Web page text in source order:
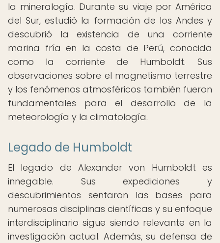
la mineralogía. Durante su viaje por América
del Sur, estudió la formación de los Andes y
descubrió la existencia de una corriente
marina fría en la costa de Perú, conocida
como la corriente de Humboldt. Sus
observaciones sobre el magnetismo terrestre
y los fenómenos atmosféricos también fueron
fundamentales para el desarrollo de la
meteorología y la climatología.
Legado de Humboldt
El legado de Alexander von Humboldt es
innegable. Sus expediciones y
descubrimientos sentaron las bases para
numerosas disciplinas científicas y su enfoque
interdisciplinario sigue siendo relevante en la
investigación actual. Además, su defensa de